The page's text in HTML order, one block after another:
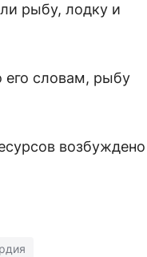
рыбу, лодку и
словам, рыбу
возбуждено